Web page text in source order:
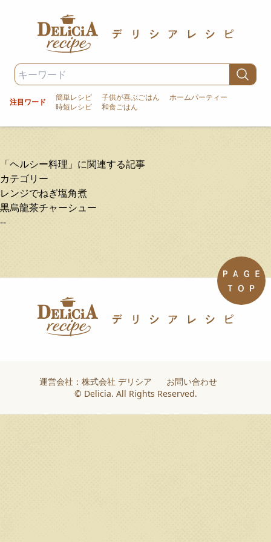
注目ワード 簡単レシピ 子供が喜ぶごはん
ホームパーティー
時短レシピ
和食ごはん
「ヘルシー料理」に関連する記事
カテゴリー
レンジでねぎ塩角煮
黒烏龍茶チャーシュー
--
運営会社：株式会社 デリシア
お問い合わせ
© Delicia. All Rights Reserved.